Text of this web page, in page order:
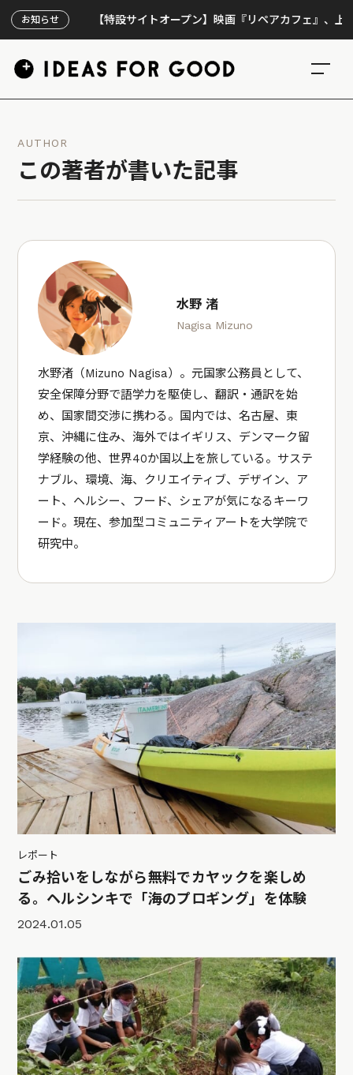
お知らせ【特設サイトオープン】映画『リペアカフェ』、上映300回の
AUTHOR
この著者が書いた記事
水野 渚
Nagisa Mizuno
水野渚（Mizuno Nagisa）。元国家公務員として、
安全保障分野で語学力を駆使し、翻訳・通訳を始
め、国家間交渉に携わる。国内では、名古屋、東
京、沖縄に住み、海外ではイギリス、デンマーク留
学経験の他、世界40か国以上を旅している。サステ
ナブル、環境、海、クリエイティブ、デザイン、ア
ート、ヘルシー、フード、シェアが気になるキーワ
ード。現在、参加型コミュニティアートを大学院で
研究中。
レポート
ごみ拾いをしながら無料でカヤックを楽しめ
る。ヘルシンキで「海のプロギング」を体験
2024.01.05